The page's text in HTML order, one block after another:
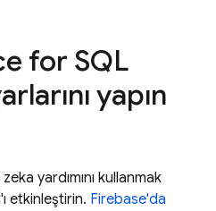
for SQL
yapın
yardımını kullanmak
etkinleştirin. Firebase'da